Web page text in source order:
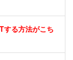
する方法がこち